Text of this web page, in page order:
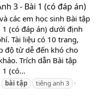
3 - Bài 1 (có đáp án)
các em học sinh Bài tập
1 (có đáp án) dưới định
Tài liệu có 10 trang,
độ từ dễ đến khó cho
Trích dẫn Bài tập
(có...
bài tập
tiếng anh 3